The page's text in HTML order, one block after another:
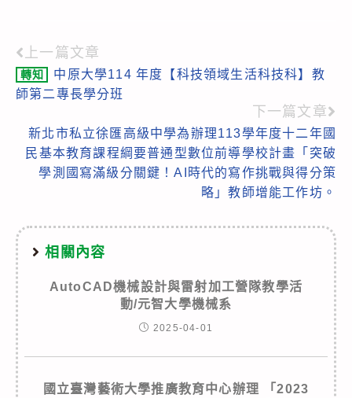
Read
more
上一篇文章
轉知
中原大學114 年度【科技領域生活科技科】教
師第二專長學分班
下一篇文章
新北市私立徐匯高級中學為辦理113學年度十二年國
民基本教育課程綱要普通型數位前導學校計畫「突破
學測國寫滿級分關鍵！AI時代的寫作挑戰與得分策
略」教師增能工作坊。
相關內容
AutoCAD機械設計與雷射加工營隊教學活
動/元智大學機械系
2025-04-01
國立臺灣藝術大學推廣教育中心辦理 「2023